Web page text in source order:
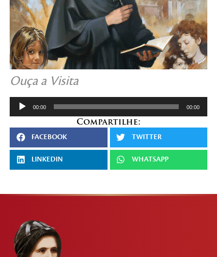
Ouça a Visita
Tocador
de
áudio
00:00 00:00
Compartilhe:
FACEBOOK TWITTER
LINKEDIN WHATSAPP